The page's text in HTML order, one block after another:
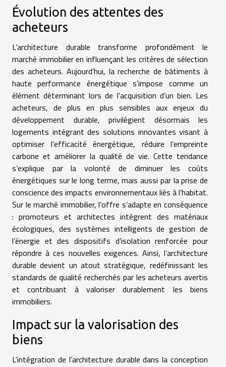
Évolution des attentes des
acheteurs
L’architecture durable transforme profondément le
marché immobilier en influençant les critères de sélection
des acheteurs. Aujourd’hui, la recherche de bâtiments à
haute performance énergétique s’impose comme un
élément déterminant lors de l’acquisition d’un bien. Les
acheteurs, de plus en plus sensibles aux enjeux du
développement durable, privilégient désormais les
logements intégrant des solutions innovantes visant à
optimiser l’efficacité énergétique, réduire l’empreinte
carbone et améliorer la qualité de vie. Cette tendance
s’explique par la volonté de diminuer les coûts
énergétiques sur le long terme, mais aussi par la prise de
conscience des impacts environnementaux liés à l’habitat.
Sur le marché immobilier, l’offre s’adapte en conséquence
: promoteurs et architectes intègrent des matériaux
écologiques, des systèmes intelligents de gestion de
l’énergie et des dispositifs d’isolation renforcée pour
répondre à ces nouvelles exigences. Ainsi, l’architecture
durable devient un atout stratégique, redéfinissant les
standards de qualité recherchés par les acheteurs avertis
et contribuant à valoriser durablement les biens
immobiliers.
Impact sur la valorisation des
biens
L’intégration de l’architecture durable dans la conception